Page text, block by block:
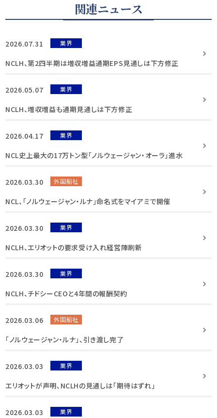
関連ニュース
2026.07.31 業界
NCLH、第2四半期は増収増益通期EPS見通しは下方修正
2026.05.07 業界
NCLH、増収増益も通期見通しは下方修正
2026.04.17 業界
NCL史上最大の17万トン型「ノルウェージャン・オーラ」進水
2026.03.30 外国船社
NCL、「ノルウェージャン・ルナ」命名式をマイアミで開催
2026.03.30 業界
NCLH、エリオットの要求受け入れ経営陣刷新
2026.03.30 業界
NCLH、チドシーCEOと4年間の報酬契約
2026.03.06 外国船社
「ノルウェージャン・ルナ」、引き渡し完了
2026.03.03 業界
エリオットが声明、NCLHの見通しは「期待はずれ」
2026.03.03 業界